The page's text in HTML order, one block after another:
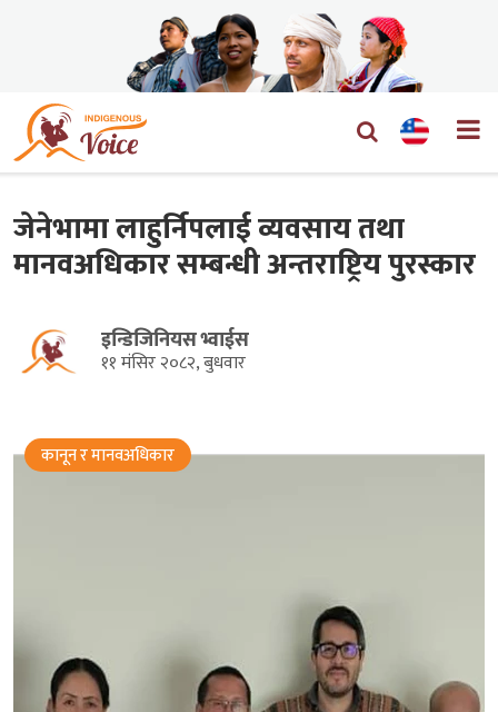
जेनेभामा लाहुर्निपलाई व्यवसाय तथा
मानवअधिकार सम्बन्धी अन्तराष्ट्रिय पुरस्कार
इन्डिजिनियस भ्वाईस
११ मंसिर २०८२, बुधवार
कानून र मानवअधिकार